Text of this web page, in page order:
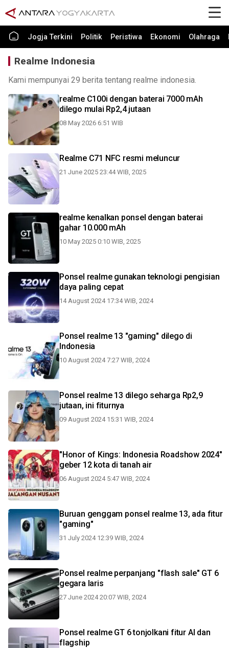
Jogja Terkini Politik Peristiwa Ekonomi Olahraga
Realme Indonesia
Kami mempunyai 29 berita tentang realme indonesia.
realme C100i dengan baterai 7000 mAh
dilego mulai Rp2,4 jutaan
08 May 2026 6:51 WIB
Realme C71 NFC resmi meluncur
21 June 2025 23:44 WIB, 2025
realme kenalkan ponsel dengan baterai
gahar 10.000 mAh
10 May 2025 0:10 WIB, 2025
Ponsel realme gunakan teknologi pengisian
daya paling cepat
14 August 2024 17:34 WIB, 2024
Ponsel realme 13 "gaming" dilego di
Indonesia
10 August 2024 7:27 WIB, 2024
Ponsel realme 13 dilego seharga Rp2,9
jutaan, ini fiturnya
09 August 2024 15:31 WIB, 2024
"Honor of Kings: Indonesia Roadshow 2024"
geber 12 kota di tanah air
06 August 2024 5:47 WIB, 2024
Buruan genggam ponsel realme 13, ada fitur
"gaming"
31 July 2024 12:39 WIB, 2024
Ponsel realme perpanjang "flash sale" GT 6
gegara laris
27 June 2024 20:07 WIB, 2024
Ponsel realme GT 6 tonjolkani fitur AI dan
flagship